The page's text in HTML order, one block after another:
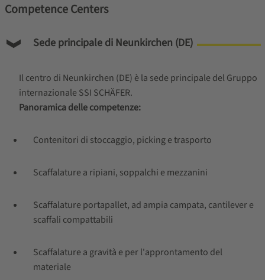
Competence Centers
Sede principale di Neunkirchen (DE)
Il centro di Neunkirchen (DE) è la sede principale del Gruppo
internazionale SSI SCHÄFER.
Panoramica delle competenze:
Contenitori di stoccaggio, picking e trasporto
Scaffalature a ripiani, soppalchi e mezzanini
Scaffalature portapallet, ad ampia campata, cantilever e
scaffali compattabili
Scaffalature a gravità e per l'approntamento del
materiale